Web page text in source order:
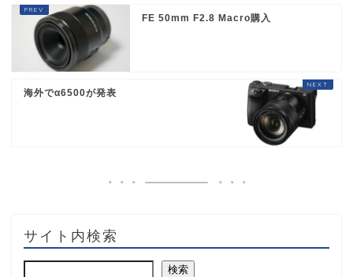
FE 50mm F2.8 Macro購入
海外でα6500が発表
サイト内検索
検索